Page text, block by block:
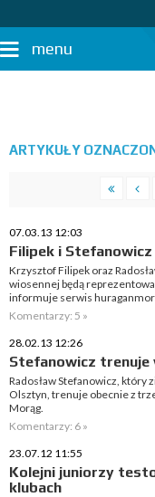
menu
ARTYKUŁY
07.03.13 12:03
Filipek i Stefanowicz
Krzysztof Filipek oraz
wiosennej będą
informuje serwis
Komentarzy: 5 »
28.02.13 12:26
Stefanowicz trenuje
Radosław Stefanowicz, który
Olsztyn, trenuje obecnie z
Morąg.
Komentarzy: 6 »
23.07.12 11:55
Kolejni juniorzy
klubach